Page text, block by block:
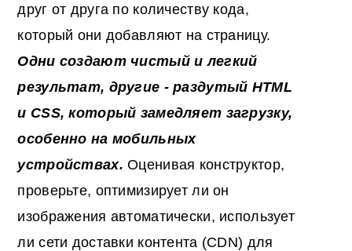
друг от друга по количеству кода,
который они добавляют на страницу.
Одни создают чистый и легкий
результат, другие - раздутый HTML
и CSS, который замедляет загрузку,
особенно на мобильных
устройствах. Оценивая конструктор,
проверьте, оптимизирует ли он
изображения автоматически, использует
ли сети доставки контента (CDN) для